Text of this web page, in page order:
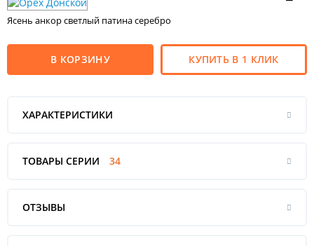
Ясень анкор светлый патина серебро
В КОРЗИНУ КУПИТЬ В 1 КЛИК
ХАРАКТЕРИСТИКИ
ТОВАРЫ СЕРИИ 34
ОТЗЫВЫ